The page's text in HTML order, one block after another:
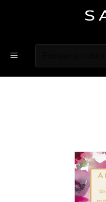
Atención
Inicio
Perfume Wild